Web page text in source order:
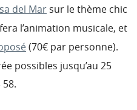
del Mar sur le thème chic
l’animation musicale, et
(70€ par personne).
possibles jusqu’au 25